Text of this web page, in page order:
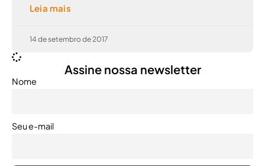
Leia mais
14 de setembro de 2017
Assine nossa newsletter
Nome
Seu e-mail